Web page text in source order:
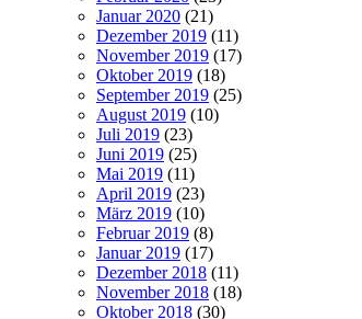
Januar 2020 (21)
Dezember 2019 (11)
November 2019 (17)
Oktober 2019 (18)
September 2019 (25)
August 2019 (10)
Juli 2019 (23)
Juni 2019 (25)
Mai 2019 (11)
April 2019 (23)
März 2019 (10)
Februar 2019 (8)
Januar 2019 (17)
Dezember 2018 (11)
November 2018 (18)
Oktober 2018 (30)